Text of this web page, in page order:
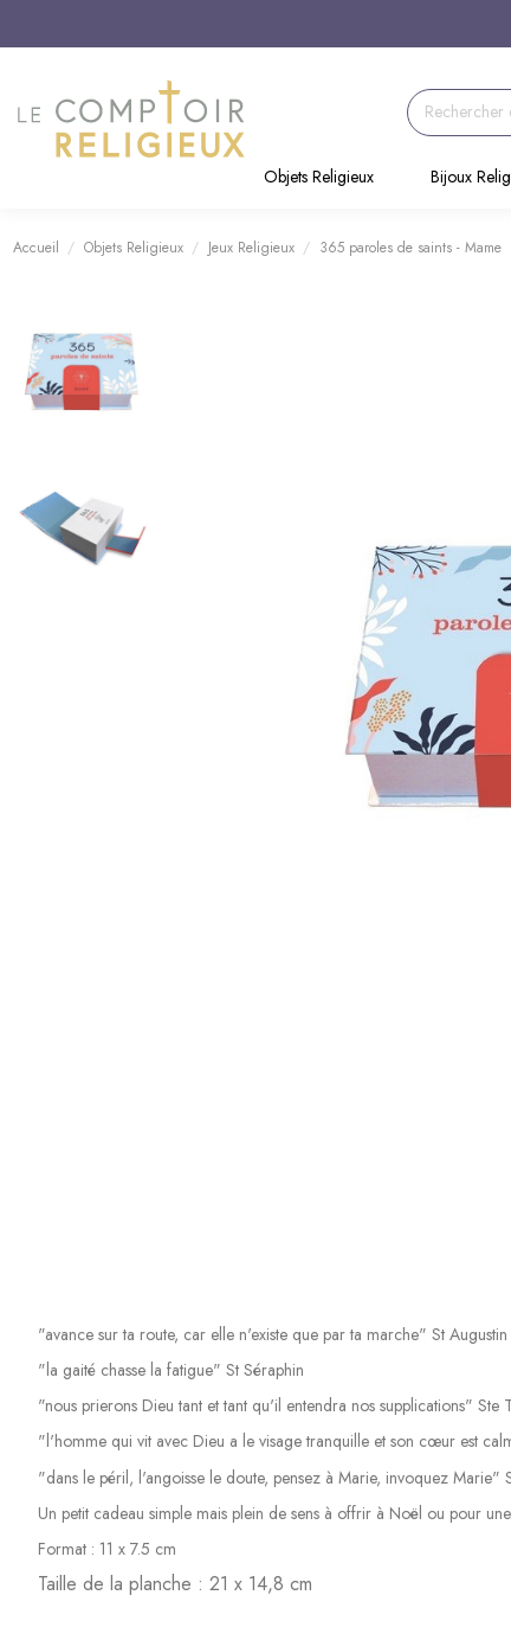
Objets Religieux
Bijoux
Accueil Objets Religieux Jeux Religieux 365 paroles de saints - Mame
"avance sur ta route, car elle n'existe que par ta marche" St Augustin
"la gaité chasse la fatigue" St Séraphin
"nous prierons Dieu tant et tant qu'il entendra nos supplications" Ste
"l'homme qui vit avec Dieu a le visage tranquille et son cœur est
"dans le péril, l'angoisse le doute, pensez à Marie, invoquez Marie"
Un petit cadeau simple mais plein de sens à offrir à Noël ou pour
Format : 11 x 7.5 cm
Taille de la planche : 21 x 14,8 cm